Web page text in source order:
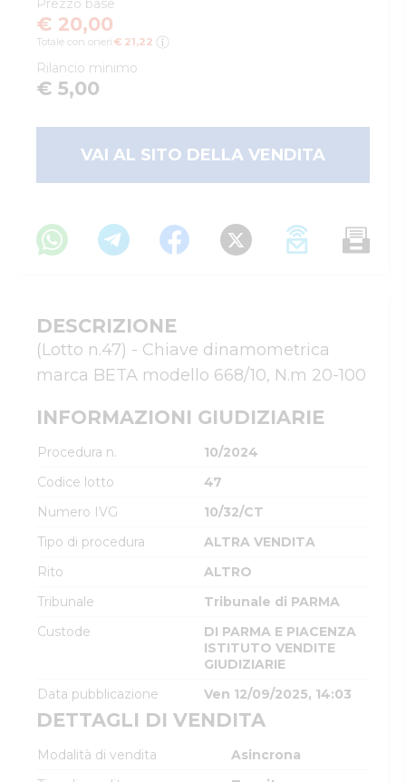
Prezzo base
€ 20,00
Totale con oneri: € 21,22
Rilancio minimo
€ 5,00
VAI AL SITO DELLA VENDITA
DESCRIZIONE
(Lotto n.47) - Chiave dinamometrica
marca BETA modello 668/10, N.m 20-100
INFORMAZIONI GIUDIZIARIE
Procedura n.
10/2024
Codice lotto
47
Numero IVG
10/32/CT
Tipo di procedura
ALTRA VENDITA
Rito
ALTRO
Tribunale
Tribunale di PARMA
Custode
DI PARMA E PIACENZA
ISTITUTO VENDITE
GIUDIZIARIE
Data pubblicazione
Ven 12/09/2025, 14:03
DETTAGLI DI VENDITA
Modalità di vendita
Asincrona